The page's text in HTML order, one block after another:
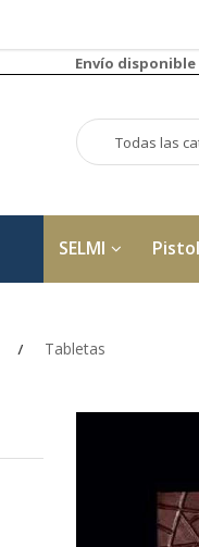
Envío disponible
SELMI
Tabletas